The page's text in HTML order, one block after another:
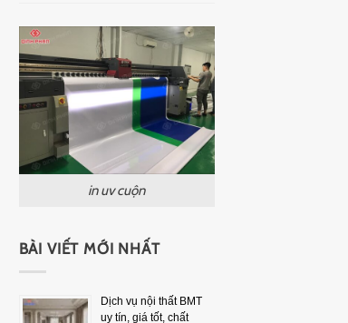
in uv cuộn
BÀI VIẾT MỚI NHẤT
Dịch vụ nội thất BMT
uy tín, giá tốt, chất